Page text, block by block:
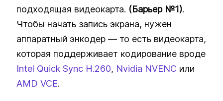
подходящая видеокарта. (Барьер №1).
Чтобы начать запись экрана, нужен
аппаратный энкодер — то есть видеокарта,
которая поддерживает кодирование вроде
Intel Quick Sync H.260, Nvidia NVENC или
AMD VCE.